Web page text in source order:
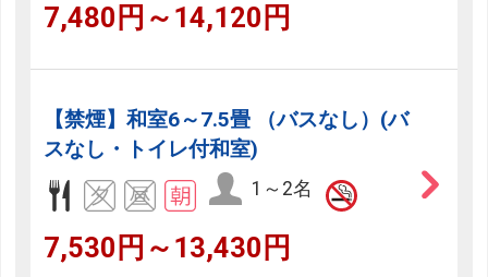
7,480円～14,120円
【禁煙】和室6～7.5畳 （バスなし）(バ
スなし・トイレ付和室)
1～2名
7,530円～13,430円